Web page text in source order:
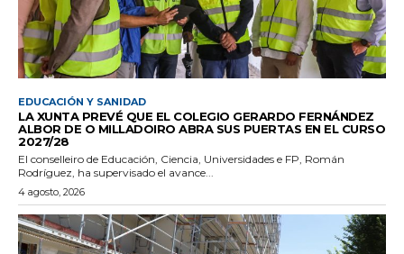
EDUCACIÓN Y SANIDAD
LA XUNTA PREVÉ QUE EL COLEGIO GERARDO FERNÁNDEZ
ALBOR DE O MILLADOIRO ABRA SUS PUERTAS EN EL CURSO
2027/28
El conselleiro de Educación, Ciencia, Universidades e FP, Román
Rodríguez, ha supervisado el avance...
4 agosto, 2026